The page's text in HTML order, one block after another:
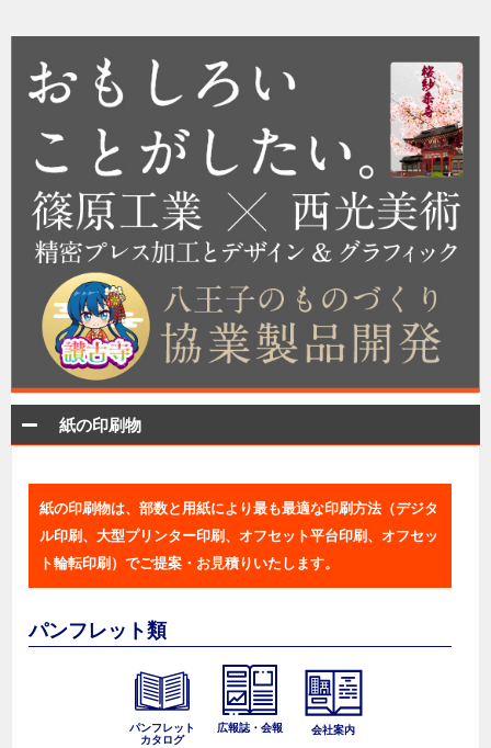
紙の印刷物
紙の印刷物は、部数と用紙により最も最適な印刷方法（デジタ
ル印刷、大型プリンター印刷、オフセット平台印刷、オフセッ
ト輪転印刷）でご提案・お見積りいたします。
パンフレット類
パンフレット
カタログ
広報誌・会報 会社案内